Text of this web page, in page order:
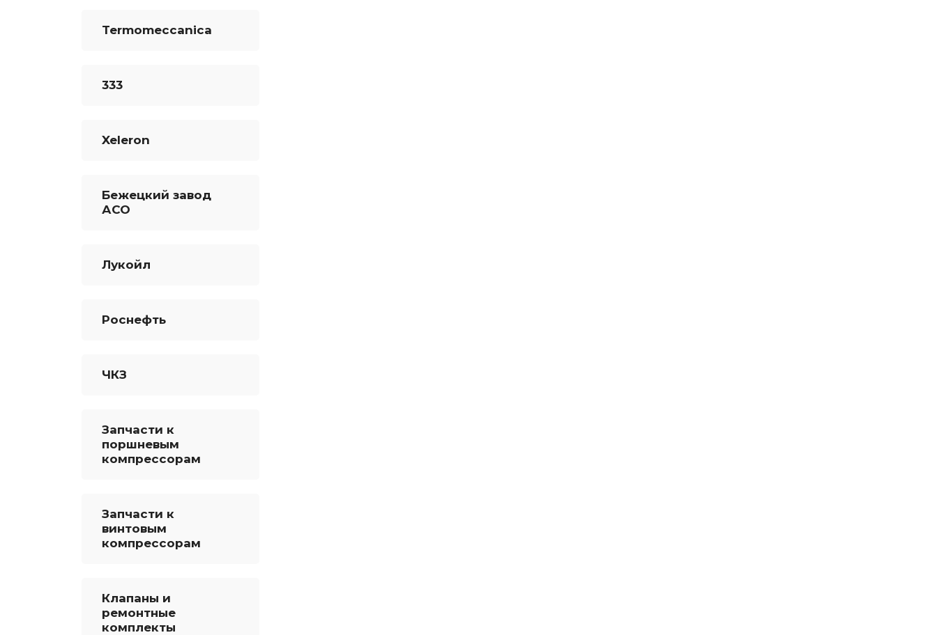
Termomeccanica
333
Xeleron
Бежецкий завод
АСО
Лукойл
Роснефть
ЧКЗ
Запчасти к
поршневым
компрессорам
Запчасти к
винтовым
компрессорам
Клапаны и
ремонтные
комплекты